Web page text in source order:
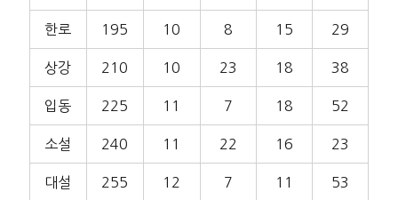
한로 195 10 8 15 29
상강 210 10 23 18 38
입동 225 11 7 18 52
소설 240 11 22 16 23
대설 255 12 7 11 53